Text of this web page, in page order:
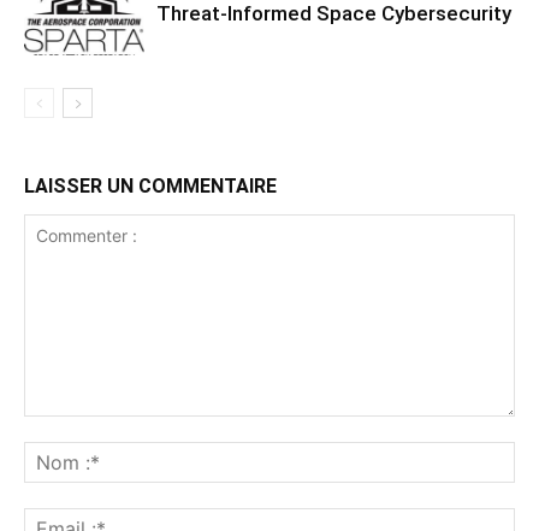
Threat‑Informed Space Cybersecurity
LAISSER UN COMMENTAIRE